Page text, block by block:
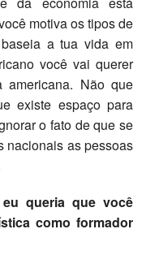
motiva os tipos de
a tua vida em
você vai querer
americana. Não que
existe espaço para
o fato de que se
nacionais as pessoas
queria que você
como formador